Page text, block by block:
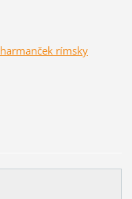
harmanček rímsky